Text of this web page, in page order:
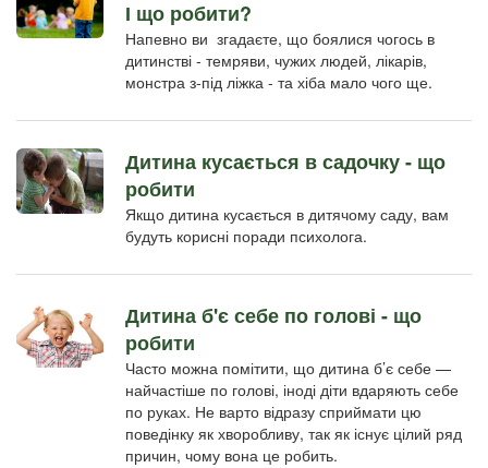
І що робити?
Напевно ви згадаєте, що боялися чогось в
дитинстві - темряви, чужих людей, лікарів,
монстра з-під ліжка - та хіба мало чого ще.
Дитина кусається в садочку - що
робити
Якщо дитина кусається в дитячому саду, вам
будуть корисні поради психолога.
Дитина б'є себе по голові - що
робити
Часто можна помітити, що дитина б’є себе —
найчастіше по голові, іноді діти вдаряють себе
по руках. Не варто відразу сприймати цю
поведінку як хворобливу, так як існує цілий ряд
причин, чому вона це робить.